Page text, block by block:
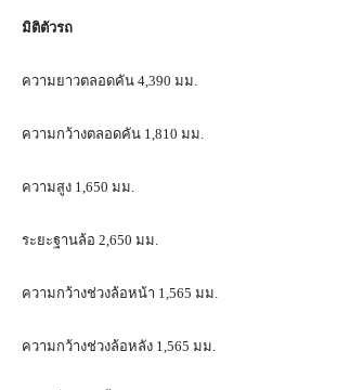
มิติตัวรถ
ความยาวตลอดคัน 4,390 มม.
ความกว้างตลอดคัน 1,810 มม.
ความสูง 1,650 มม.
ระยะฐานล้อ 2,650 มม.
ความกว้างช่วงล้อหน้า 1,565 มม.
ความกว้างช่วงล้อหลัง 1,565 มม.